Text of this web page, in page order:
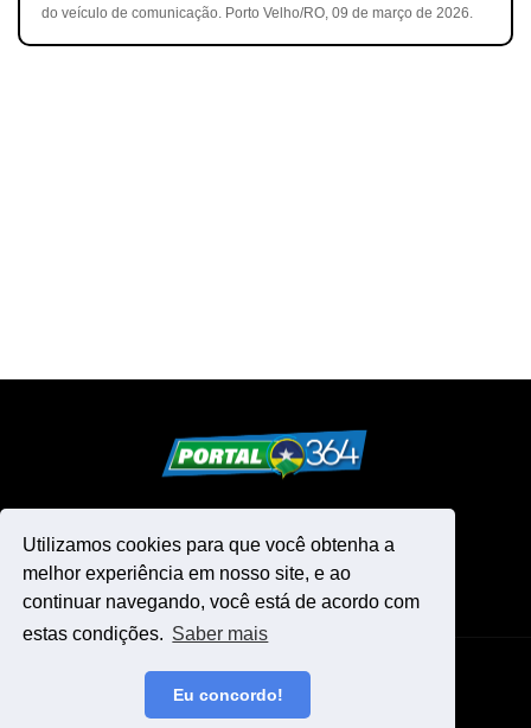
Utilizamos cookies para que você obtenha a
melhor experiência em nosso site, e ao
continuar navegando, você está de acordo com
estas condições. Saber mais
Eu concordo!
do veículo de comunicação. Porto Velho/RO, 09 de março de 2026.
Blogger Templates
Início